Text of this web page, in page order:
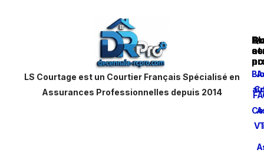
LS Courtage est un Courtier Français Spécialisé en
Assurances Professionnelles depuis 2014
et